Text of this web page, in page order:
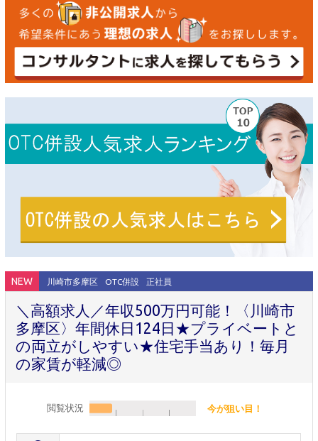
NEW 川崎市多摩区 OTC併設 正社員
＼高額求人／年収500万円可能！〈川崎市
多摩区〉年間休日124日★プライベートと
の両立がしやすい★住宅手当あり！毎月
の家賃が軽減◎
閲覧状況 今が狙い目！